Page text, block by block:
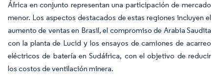
África en conjunto representan una participación de mercado
menor. Los aspectos destacados de estas regiones incluyen el
aumento de ventas en Brasil, el compromiso de Arabia Saudita
con la planta de Lucid y los ensayos de camiones de acarreo
eléctricos de batería en Sudáfrica, con el objetivo de reducir
los costos de ventilación minera.